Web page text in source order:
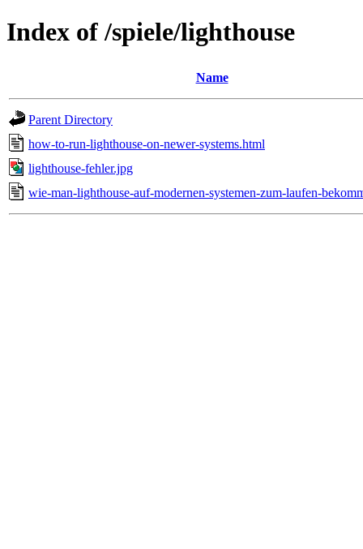
Index of /spiele/lighthouse
Name
Parent Directory
how-to-run-lighthouse-on-newer-systems.html
lighthouse-fehler.jpg
wie-man-lighthouse-auf-modernen-systemen-zum-laufen-